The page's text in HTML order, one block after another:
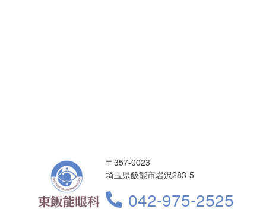
〒357-0023
埼玉県飯能市岩沢283-5
042-975-2525